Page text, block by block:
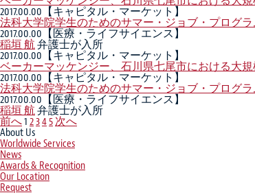
2017.00.00 【キャピタル・マーケット】
法科大学院学生のためのサマー・ジョブ・プログ
2017.00.00 【医療・ライフサイエンス】
稲垣 航弁護士が入所
2017.00.00 【キャピタル・マーケット】
ベーカーマッケンジー、石川県七尾市における大
2017.00.00 【キャピタル・マーケット】
法科大学院学生のためのサマー・ジョブ・プログ
2017.00.00 【医療・ライフサイエンス】
稲垣 航弁護士が入所
前へ1 2345次へ
About Us
Worldwide Services
News
Awards & Recognition
Our Location
Request